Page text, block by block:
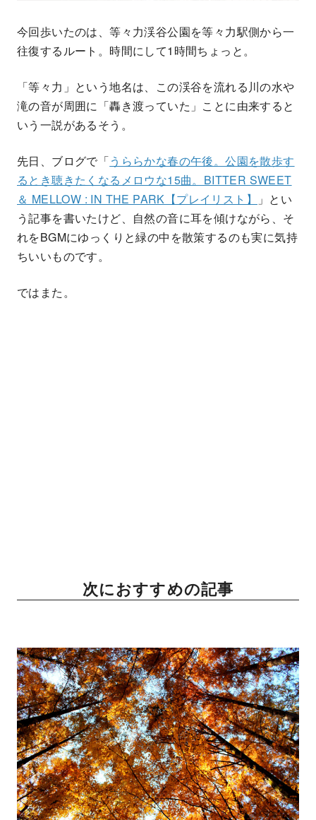
今回歩いたのは、等々力渓谷公園を等々力駅側から一
往復するルート。時間にして1時間ちょっと。
「等々力」という地名は、この渓谷を流れる川の水や
滝の音が周囲に「轟き渡っていた」ことに由来すると
いう一説があるそう。
先日、ブログで「うららかな春の午後。公園を散歩す
るとき聴きたくなるメロウな15曲。BITTER SWEET
＆ MELLOW : IN THE PARK【プレイリスト】
」とい
う記事を書いたけど、自然の音に耳を傾けながら、そ
れをBGMにゆっくりと緑の中を散策するのも実に気持
ちいいものです。
ではまた。
次におすすめの記事